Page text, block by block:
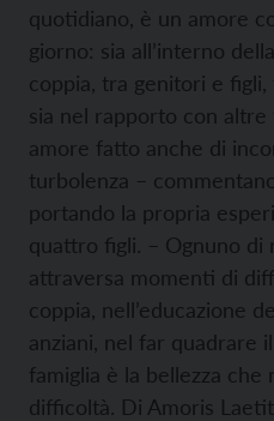
quotidiano, è un amore
giorno: sia all’interno
coppia, tra genitori e figli,
sia nel rapporto con altre
amore fatto anche di
turbolenza –
portando la propria
quattro figli. – Ognuno di
attraversa momenti di
coppia, nell’educazione
anziani, nel far quadrare
famiglia è la bellezza che
difficoltà. Di Amoris